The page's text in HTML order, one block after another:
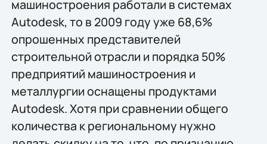
машиностроения работали в системах
Autodesk, то в 2009 году уже 68,6%
опрошенных представителей
строительной отрасли и порядка 50%
предприятий машиностроения и
металлургии оснащены продуктами
Autodesk. Хотя при сравнении общего
количества к региональному нужно